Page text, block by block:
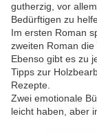
gutherzig, vor
Bedürftigen zu
Im ersten Roman
zweiten Roman die
Ebenso gibt es zu
Tipps zur
Rezepte.
Zwei emotionale
leicht haben, aber